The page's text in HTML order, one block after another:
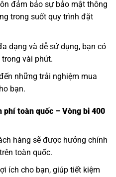
đảm bảo sự bảo mật thông
trong suốt quy trình đặt
dạng và dễ sử dụng, bạn có
vài phút.
những trải nghiệm mua
bạn.
phí toàn quốc – Vòng bi 400
hàng sẽ được hưởng chính
toàn quốc.
ích cho bạn, giúp tiết kiệm